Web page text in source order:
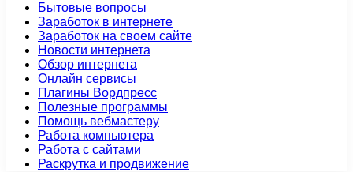
Бытовые вопросы
Заработок в интернете
Заработок на своем сайте
Новости интернета
Обзор интернета
Онлайн сервисы
Плагины Вордпресс
Полезные программы
Помощь вебмастеру
Работа компьютера
Работа с сайтами
Раскрутка и продвижение